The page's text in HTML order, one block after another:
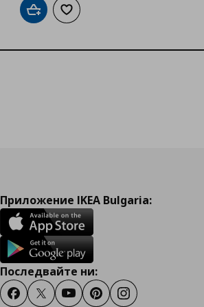
Добави в кошницата
Добави към списъка с любими
Приложение IKEA Bulgaria:
Последвайте ни:
FacebookTwitterYoutubePinterestInstagram